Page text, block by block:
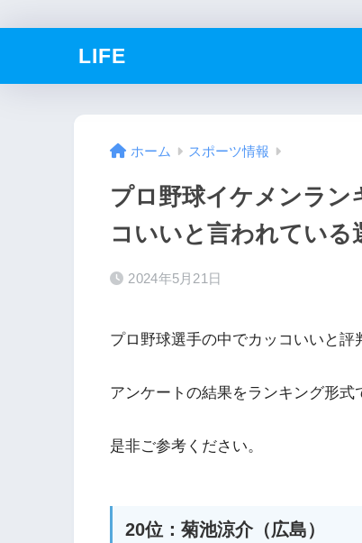
LIFE
ホーム スポーツ情報
プロ野球イケメンラン
コいいと言われている
2024年5月21日
プロ野球選手の中でカッコいいと評
アンケートの結果をランキング形式
是非ご参考ください。
20位：菊池涼介（広島）